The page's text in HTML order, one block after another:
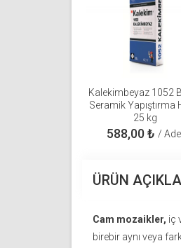
Kalekimbeyaz 1052
Seramik Yapıştırma
25 kg
588,00₺ /
ÜRÜN
Cam mozaikler, iç
birebir aynı veya